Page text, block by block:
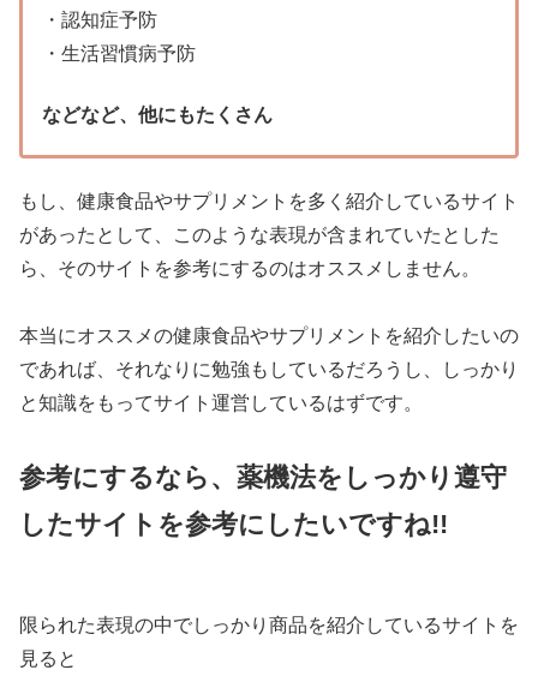
・認知症予防
・生活習慣病予防
などなど、他にもたくさん
もし、健康食品やサプリメントを多く紹介しているサイト
があったとして、このような表現が含まれていたとした
ら、そのサイトを参考にするのはオススメしません。
本当にオススメの健康食品やサプリメントを紹介したいの
であれば、それなりに勉強もしているだろうし、しっかり
と知識をもってサイト運営しているはずです。
参考にするなら、薬機法をしっかり遵守
したサイトを参考にしたいですね!!
限られた表現の中でしっかり商品を紹介しているサイトを
見ると